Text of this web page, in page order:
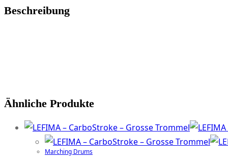
&
Adapter,
schwarz
Beschreibung
Ähnliche Produkte
Marching Drums